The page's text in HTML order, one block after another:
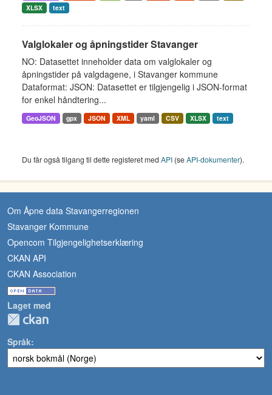
XLSX
text
Valglokaler og åpningstider Stavanger
NO: Datasettet inneholder data om valglokaler og
åpningstider på valgdagene, i Stavanger kommune
Dataformat: JSON: Datasettet er tilgjengelig i JSON-format
for enkel håndtering...
GeoJSON gpx JSON XML yaml CSV XLSX text
Du får også tilgang til dette registeret med API (seAPI-dokumenter).
Om Åpne data Stavangerregionen
Stavanger Kommune
Opencom Tilgjengelighetserklæring
CKAN API
CKAN Association
Laget med
Språk